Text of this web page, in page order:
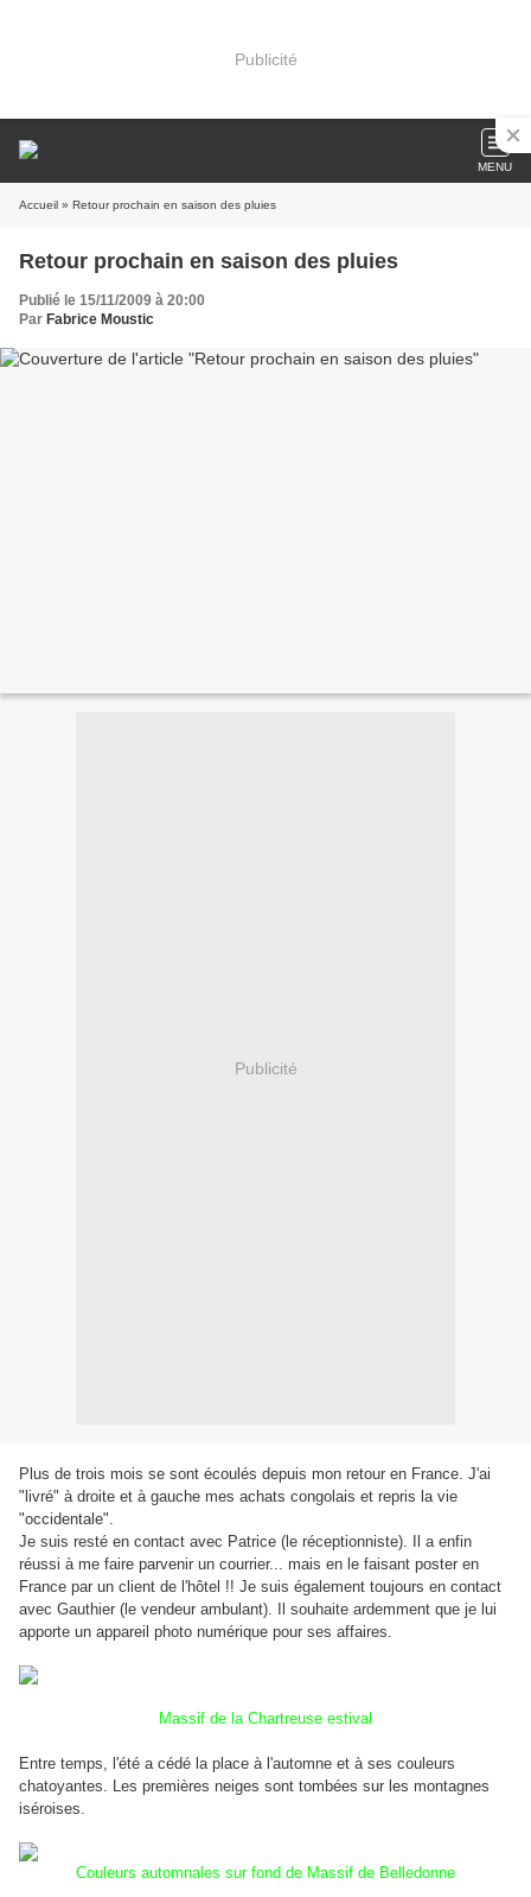
Publicité
MENU
Accueil » Retour prochain en saison des pluies
Retour prochain en saison des pluies
Publié le 15/11/2009 à 20:00
Par Fabrice Moustic
Publicité
Plus de trois mois se sont écoulés depuis mon retour en France. J'ai
"livré" à droite et à gauche mes achats congolais et repris la vie
"occidentale".
Je suis resté en contact avec Patrice (le réceptionniste). Il a enfin
réussi à me faire parvenir un courrier... mais en le faisant poster en
France par un client de l'hôtel !! Je suis également toujours en contact
avec Gauthier (le vendeur ambulant). Il souhaite ardemment que je lui
apporte un appareil photo numérique pour ses affaires.
Massif de la Chartreuse estival
Entre temps, l'été a cédé la place à l'automne et à ses couleurs
chatoyantes. Les premières neiges sont tombées sur les montagnes
iséroises.
Couleurs automnales sur fond de Massif de Belledonne